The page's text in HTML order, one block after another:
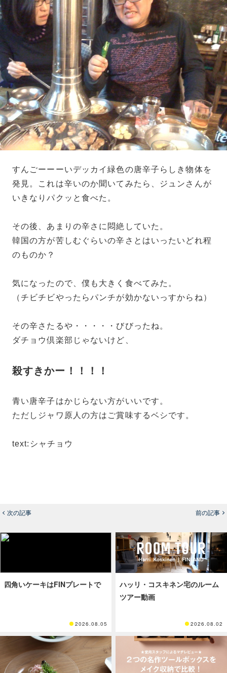
すんごーーーいデッカイ緑色の唐辛子らしき物体を
発見。これは辛いのか聞いてみたら、ジュンさんが
いきなりパクッと食べた。
その後、あまりの辛さに悶絶していた。
韓国の方が苦しむぐらいの辛さとはいったいどれ程
のものか？
気になったので、僕も大きく食べてみた。
（チビチビやったらパンチが効かないっすからね）
その辛さたるや・・・・・びびったね。
ダチョウ倶楽部じゃないけど、
殺すきかー！！！！
青い唐辛子はかじらない方がいいです。
ただしジャワ原人の方はご賞味するベシです。
text:シャチョウ
次の記事 前の記事
四角いケーキはFINプレートで
2026.08.05
ハッリ・コスキネン宅のルーム
ツアー動画
2026.08.02